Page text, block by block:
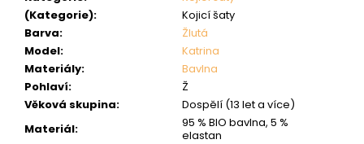
(Kategorie):
Kojicí šaty
Barva:
Žlutá
Model:
Katrina
Materiály:
Bavlna
Pohlaví:
Ž
Věková skupina:
Dospělí (13 let a více)
Materiál:
95 % BIO bavlna, 5 %
elastan